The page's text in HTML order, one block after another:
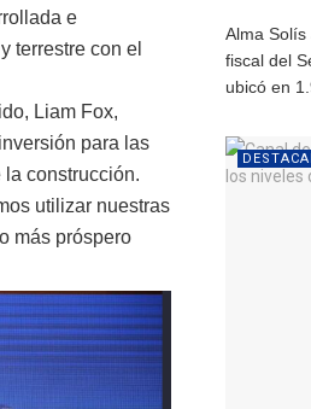
e
terrestre con el
Liam Fox,
para las
construcción.
utilizar nuestras
más próspero
Alma Solís
fiscal del
ubicó en